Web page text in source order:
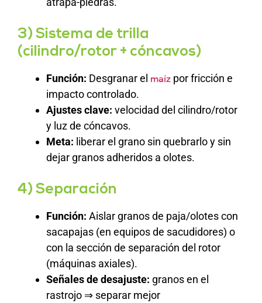
3) Sistema de trilla
(cilindro/rotor + cóncavos)
Función: Desgranar el maíz por fricción e
impacto controlado.
Ajustes clave: velocidad del cilindro/rotor
y luz de cóncavos.
Meta: liberar el grano sin quebrarlo y sin
dejar granos adheridos a olotes.
4) Separación
Función: Aislar granos de paja/olotes con
sacapajas (en equipos de sacudidores) o
con la sección de separación del rotor
(máquinas axiales).
Señales de desajuste: granos en el
rastrojo ⇒ separar mejor